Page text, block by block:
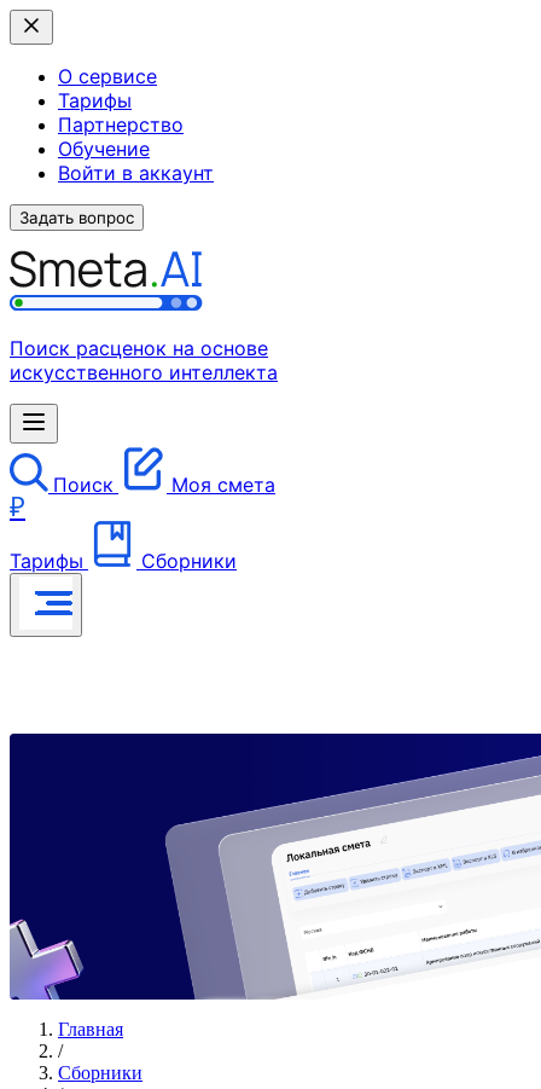
О сервисе
Тарифы
Партнерство
Обучение
Войти в аккаунт
Задать вопрос
Поиск расценок на основе
искусственного интеллекта
Поиск Моя смета
₽
Тарифы Сборники
Главная
/
Сборники